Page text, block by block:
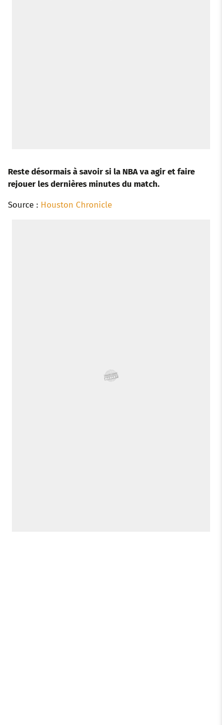
Reste désormais à savoir si la NBA va agir et faire
rejouer les dernières minutes du match.
Source : Houston Chronicle